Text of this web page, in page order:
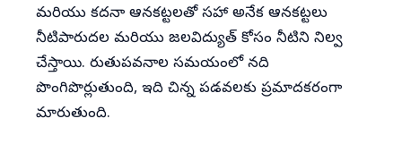
మరియు కదనా ఆనకట్టలతో సహా అనేక ఆనకట్టలు
నీటిపారుదల మరియు జలవిద్యుత్ కోసం నీటిని నిల్వ
చేస్తాయి. రుతుపవనాల సమయంలో నది
పొంగిపొర్లుతుంది, ఇది చిన్న పడవలకు ప్రమాదకరంగా
మారుతుంది.